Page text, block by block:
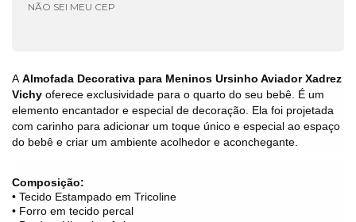
NÃO SEI MEU CEP
A Almofada Decorativa para Meninos Ursinho Aviador Xadrez
Vichy oferece exclusividade para o quarto do seu bebê. É um
elemento encantador e especial de decoração. Ela foi projetada
com carinho para adicionar um toque único e especial ao espaço
do bebê e criar um ambiente acolhedor e aconchegante.
Composição:
• Tecido Estampado em Tricoline
• Forro em tecido percal